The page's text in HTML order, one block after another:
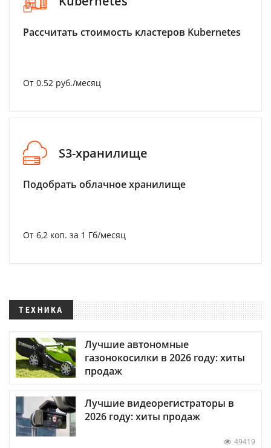
Рассчитать стоимость кластеров Kubernetes
От 0.52 руб./месяц
S3-хранилище
Подобрать облачное хранилище
От 6,2 коп. за 1 Гб/месяц
ТЕХНИКА
Лучшие автономные
газонокосилки в 2026 году: хиты
продаж
Лучшие видеорегистраторы в
2026 году: хиты продаж
49419